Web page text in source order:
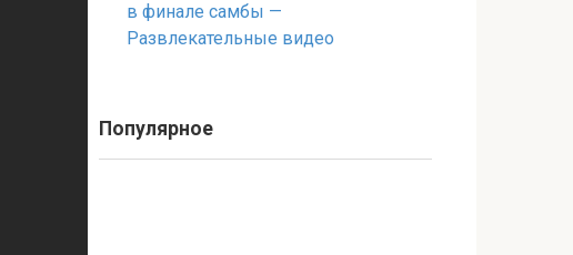
в финале самбы —
Развлекательные видео
Популярное